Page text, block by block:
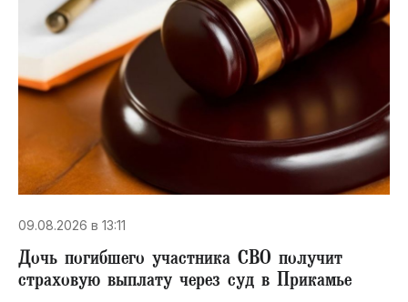
09.08.2026 в 13:11
Дочь погибшего участника СВО получит
страховую выплату через суд в Прикамье